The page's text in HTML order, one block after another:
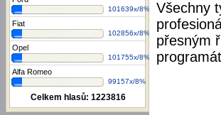
101639x/8%
Fiat
102856x/8%
Opel
101755x/8%
Alfa Romeo
99157x/8%
Celkem hlasů: 1223816
Všechny
přesným